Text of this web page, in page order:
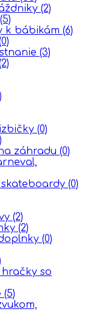
(2)
(5)
k bábikám (6)
(3)
(0)
záhradu (0)
skateboardy (0)
(2)
(2)
(0)
so
(5)